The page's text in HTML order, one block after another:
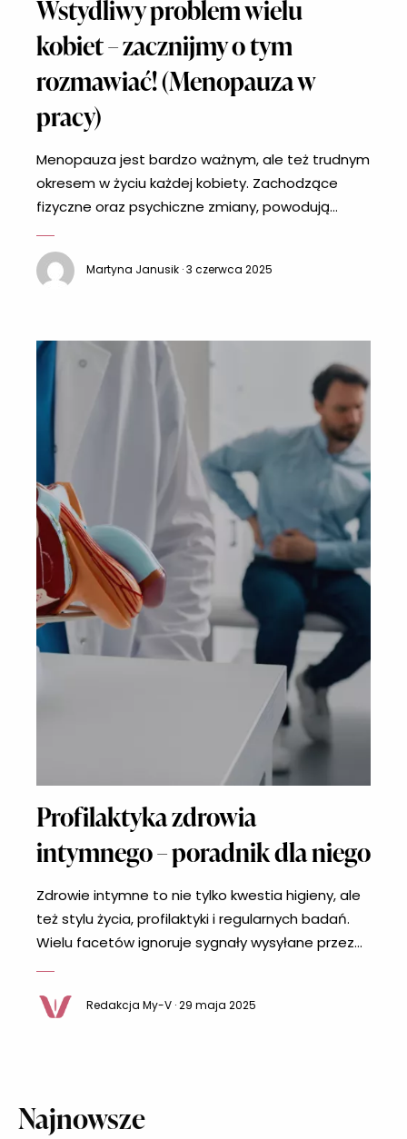
Wstydliwy problem wielu
kobiet – zacznijmy o tym
rozmawiać! (Menopauza w
pracy)
Menopauza jest bardzo ważnym, ale też trudnym
okresem w życiu każdej kobiety. Zachodzące
fizyczne oraz psychiczne zmiany, powodują
tego wszystkiego nadal menopauza w pracy jest
tematem tabu. BBC wykonało sondaż na temat
Martyna Janusik · 3 czerwca 2025
Profilaktyka zdrowia
intymnego – poradnik dla niego
Zdrowie intymne to nie tylko kwestia higieny, ale
też stylu życia, profilaktyki i regularnych badań.
Wielu facetów ignoruje sygnały wysyłane przez
swój organizm, wychodząc z założenia, że
sferze mogą prowadzić do infekcji, problemów z
Redakcja My-V · 29 maja 2025
Najnowsze